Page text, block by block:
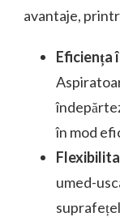
avantaje,
Eficiența
în mod
umed-